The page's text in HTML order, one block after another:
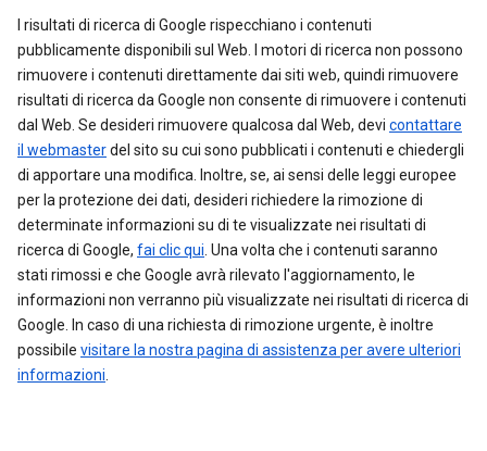
I risultati di ricerca di Google rispecchiano i contenuti
pubblicamente disponibili sul Web. I motori di ricerca non possono
rimuovere i contenuti direttamente dai siti web, quindi rimuovere
risultati di ricerca da Google non consente di rimuovere i contenuti
dal Web. Se desideri rimuovere qualcosa dal Web, devi contattare
il webmasterdel sito su cui sono pubblicati i contenuti e chiedergli
di apportare una modifica. Inoltre, se, ai sensi delle leggi europee
per la protezione dei dati, desideri richiedere la rimozione di
determinate informazioni su di te visualizzate nei risultati di
ricerca di Google, fai clic qui . Una volta che i contenuti saranno
stati rimossi e che Google avrà rilevato l'aggiornamento, le
informazioni non verranno più visualizzate nei risultati di ricerca di
Google. In caso di una richiesta di rimozione urgente, è inoltre
possibile visitare la nostra pagina di assistenza per avere ulteriori
informazioni